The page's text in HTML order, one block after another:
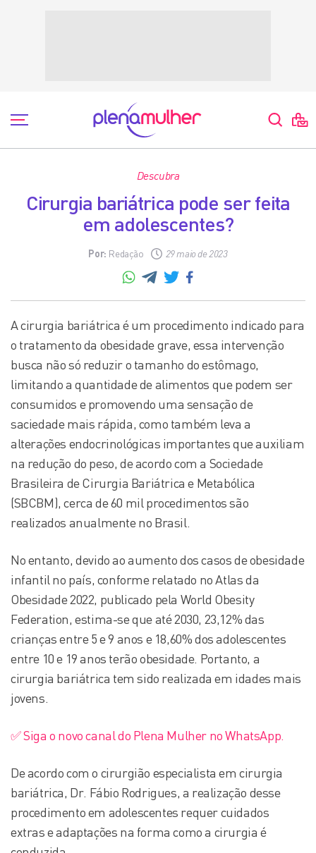
Descubra
Cirurgia bariátrica pode ser feita
em adolescentes?
Por: Redação 29 maio de 2023
A cirurgia bariátrica é um procedimento indicado para
o tratamento da obesidade grave, essa intervenção
busca não só reduzir o tamanho do estômago,
limitando a quantidade de alimentos que podem ser
consumidos e promovendo uma sensação de
saciedade mais rápida, como também leva a
alterações endocrinológicas importantes que auxiliam
na redução do peso, de acordo com a Sociedade
Brasileira de Cirurgia Bariátrica e Metabólica
(SBCBM), cerca de 60 mil procedimentos são
realizados anualmente no Brasil.
No entanto, devido ao aumento dos casos de obesidade
infantil no país, conforme relatado no Atlas da
Obesidade 2022, publicado pela World Obesity
Federation, estima-se que até 2030, 23,12% das
crianças entre 5 e 9 anos e 18,60% dos adolescentes
entre 10 e 19 anos terão obesidade. Portanto, a
cirurgia bariátrica tem sido realizada em idades mais
jovens.
✅ Siga o novo canal do Plena Mulher no WhatsApp.
De acordo com o cirurgião especialista em cirurgia
bariátrica, Dr. Fábio Rodrigues, a realização desse
procedimento em adolescentes requer cuidados
extras e adaptações na forma como a cirurgia é